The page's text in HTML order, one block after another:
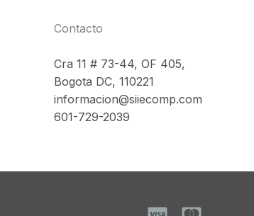
Contacto
Cra 11 # 73-44, OF 405,
Bogota DC, 110221
informacion@siiecomp.com
601-729-2039